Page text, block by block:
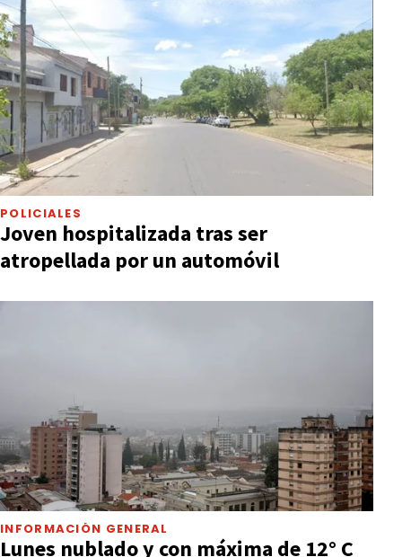
POLICIALES
Joven hospitalizada tras ser
atropellada por un automóvil
INFORMACIÓN GENERAL
Lunes nublado y con máxima de 12° C